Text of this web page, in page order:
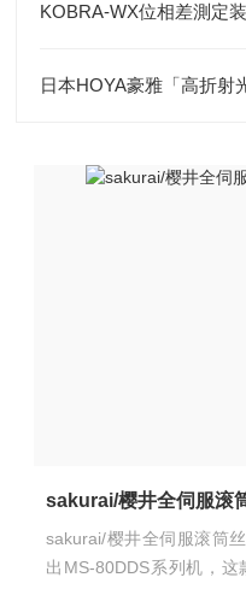
sakurai/樱井全伺服滚
sakurai/樱井全伺服滚筒
出MS-80DDS系列机，这